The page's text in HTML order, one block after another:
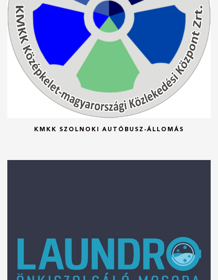
KMKK SZOLNOKI AUTÓBUSZ-ÁLLOMÁS